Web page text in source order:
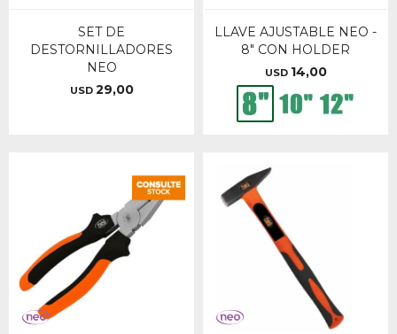
SET DE
DESTORNILLADORES
NEO
USD 29,00
LLAVE AJUSTABLE NEO -
8" CON HOLDER
USD 14,00